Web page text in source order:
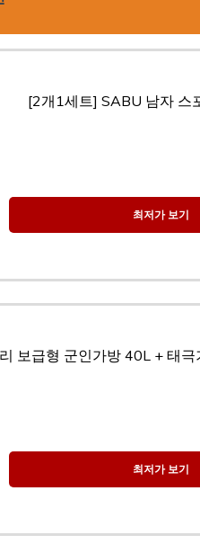
[2개1세트] SABU 남자 스
최저가 보기
보급형 군인가방 40L + 태
최저가 보기